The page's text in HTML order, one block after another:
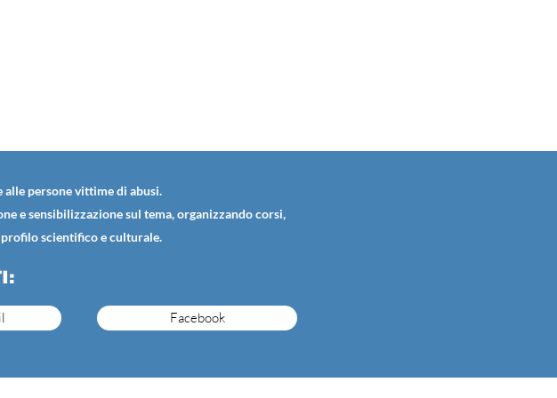
alle persone vittime di abusi.
e sensibilizzazione sul tema, organizzando corsi,
scientifico e culturale.
Facebook